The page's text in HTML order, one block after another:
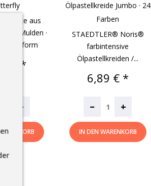
aus
7 Mulden ·
€ *
+
Ölpastellkreide Jumbo · 24
Farben
STAEDTLER® Noris®
farbintensive
Ölpastellkreiden /...
Preis
6,89 € *
– +
IN DEN WARENKORB